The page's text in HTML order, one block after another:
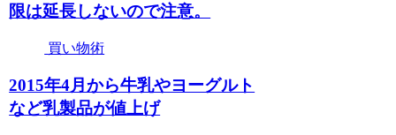
限は延長しないので注意。
買い物術
2015年4月から牛乳やヨーグルト
など乳製品が値上げ